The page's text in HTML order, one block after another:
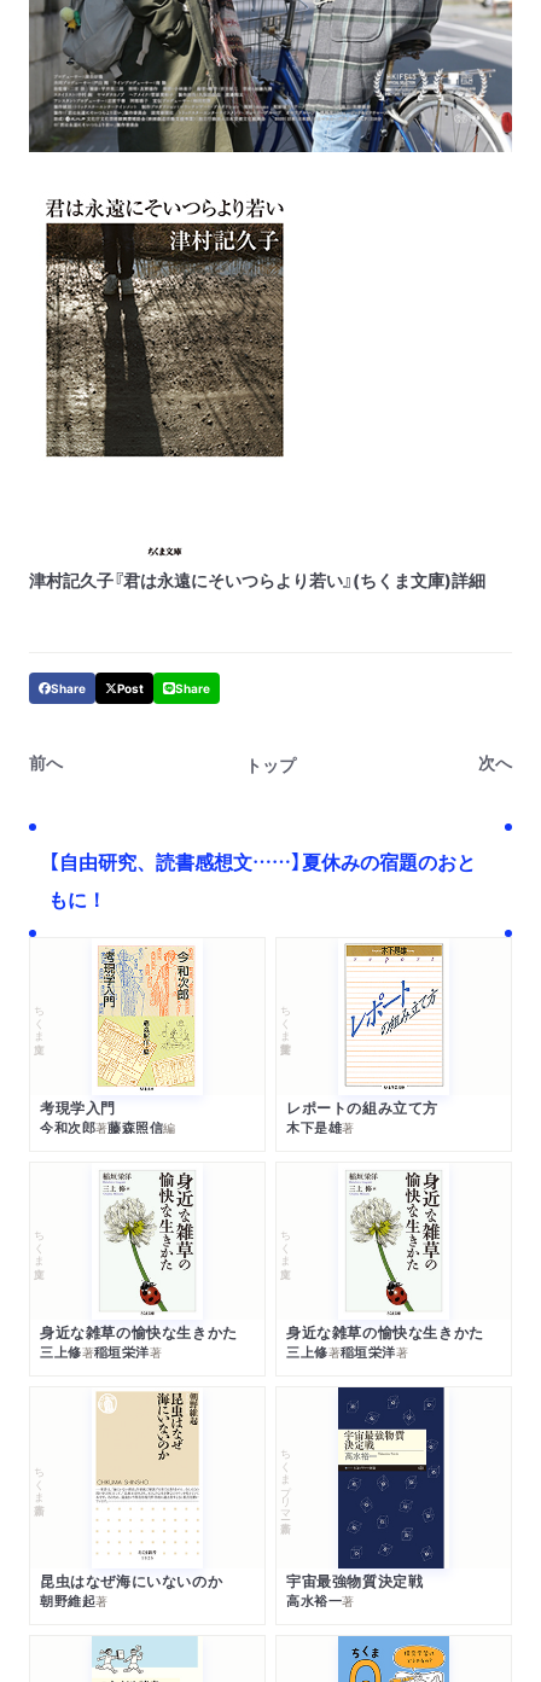
津村記久子『君は永遠にそいつらより若い』(ちくま文庫)詳細
Share Post Share
前へ トップ 次へ
【自由研究、読書感想文……】夏休みの宿題のおと
もに！
ちくま文庫
考現学入門
今和次郎著藤森照信編
ちくま学芸文庫
レポートの組み立て方
木下是雄著
ちくま文庫
身近な雑草の愉快な生きかた
三上修著稲垣栄洋著
ちくま文庫
身近な雑草の愉快な生きかた
三上修著稲垣栄洋著
ちくま新書
昆虫はなぜ海にいないのか
朝野維起著
ちくまプリマー新書
宇宙最強物質決定戦
高水裕一著